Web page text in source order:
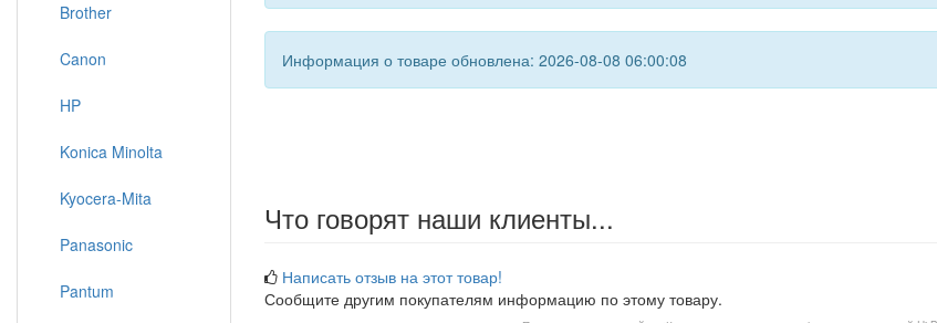
Информация о товаре обновлена: 2026-08-08 06:00:08
Что говорят наши клиенты...
Написать отзыв на этот товар!
Сообщите другим покупателям информацию по этому товару.
Brother
Canon
HP
Konica Minolta
Kyocera-Mita
Panasonic
Pantum